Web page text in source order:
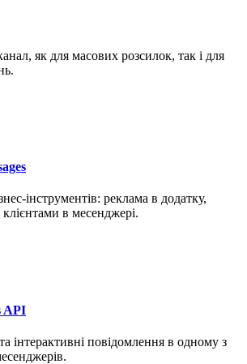
як для масових розсилок, так і для
інструментів: реклама в додатку,
в месенджері.
API
інтерактивні повідомлення в одному з